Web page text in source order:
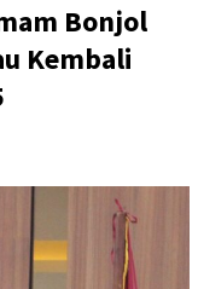
Bonjol
Kembali